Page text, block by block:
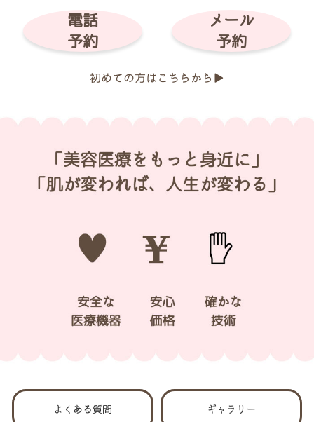
電話
予約
メール
予約
初めての方はこちらから▶
よくある質問 ギャラリー